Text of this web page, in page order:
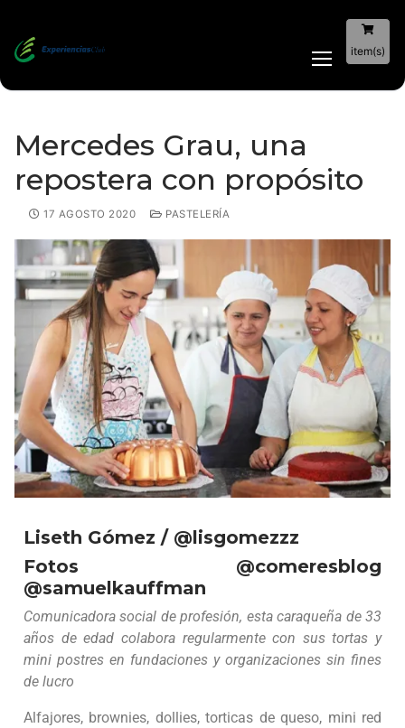
item(s)
Mercedes Grau, una
repostera con propósito
17 AGOSTO 2020 PASTELERÍA
Liseth Gómez / @lisgomezzz
Fotos @comeresblog
@samuelkauffman
Comunicadora social de profesión, esta caraqueña de 33
años de edad colabora regularmente con sus tortas y
mini postres en fundaciones y organizaciones sin fines
de lucro
Alfajores, brownies, dollies, torticas de queso, mini red